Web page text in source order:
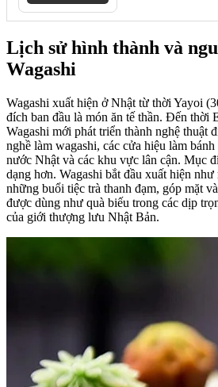
Lịch sử hình thành và
Wagashi
Wagashi xuất hiện ở Nhật từ thời Yayoi
đích ban đầu là món ăn tế thần. Đến thời
Wagashi mới phát triển thành nghệ thuật
nghề làm wagashi, các cửa hiệu làm
nước Nhật và các khu vực lân cận. Mục
dạng hơn. Wagashi bắt đầu xuất hiện như
những buổi tiệc trà thanh đạm, góp mặt
được dùng như quà biếu trong các dịp
của giới thượng lưu Nhật Bản.